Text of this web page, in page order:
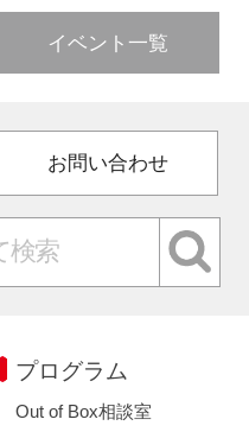
イベント一覧
お問い合わせ
プログラム
Out of Box相談室